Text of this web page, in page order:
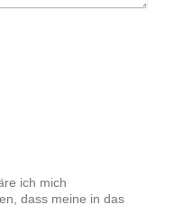
ich mich
dass meine in das